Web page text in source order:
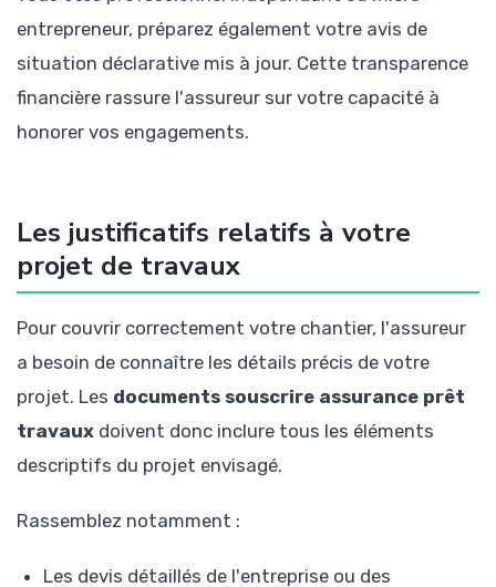
entrepreneur, préparez également votre avis de
situation déclarative mis à jour. Cette transparence
financière rassure l'assureur sur votre capacité à
honorer vos engagements.
Les justificatifs relatifs à votre
projet de travaux
Pour couvrir correctement votre chantier, l'assureur
a besoin de connaître les détails précis de votre
projet. Les documents souscrire assurance prêt
travaux doivent donc inclure tous les éléments
descriptifs du projet envisagé.
Rassemblez notamment :
Les devis détaillés de l'entreprise ou des